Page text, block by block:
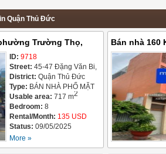
Quận Thủ Đức
Trường Thọ,
giá bán 135 tỷ
ID: 9718
Street: 45-47 Đặng Văn Bi,
phường Trường Thọ
District: Quận Thủ Đức
Type: BÁN NHÀ PHỐ MẶT
TIỀN
Usable area: 717 m2
Bedroom: 8
Rental/Month: 135 USD
Status: 09/05/2025
More »
Bán nhà 160
Thành phố